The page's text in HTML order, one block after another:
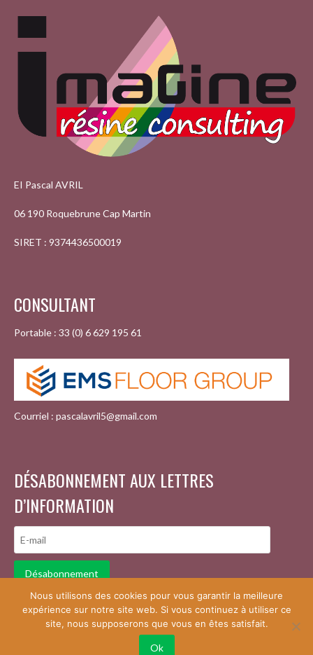
DES
ARTICLES
EI Pascal AVRIL
06 190 Roquebrune Cap Martin
SIRET : 9374436500019
CONSULTANT
Portable : 33 (0) 6 629 195 61
Courriel : pascalavril5@gmail.com
DÉSABONNEMENT AUX LETTRES
D’INFORMATION
Désabonnement
© 2026 … LA RÉSINE AU QUOTIDIEN
Nous utilisons des cookies pour vous garantir la meilleure
expérience sur notre site web. Si vous continuez à utiliser ce
site, nous supposerons que vous en êtes satisfait.
Ok